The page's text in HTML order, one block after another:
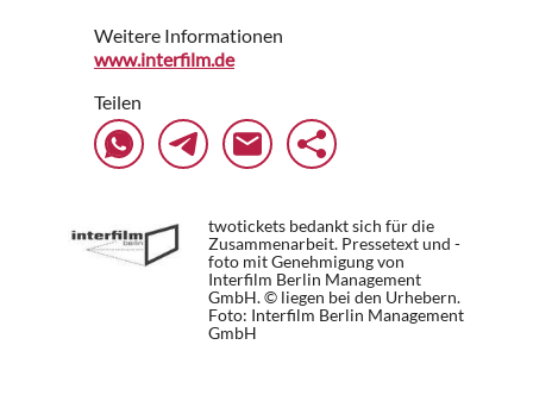
Weitere Informationen
www.interfilm.de
Teilen
twotickets bedankt sich für die
Zusammenarbeit. Pressetext und -
foto mit Genehmigung von
Interfilm Berlin Management
GmbH. © liegen bei den Urhebern.
Foto: Interfilm Berlin Management
GmbH